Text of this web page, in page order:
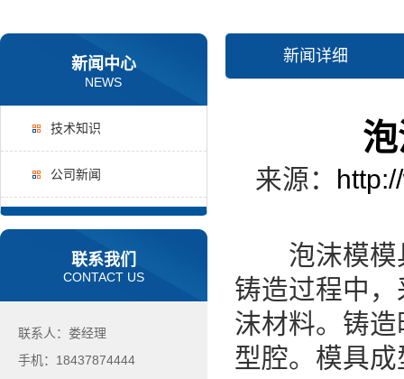
新闻中心
NEWS
技术知识
公司新闻
联系我们
CONTACT US
联系人：娄经理
手机：18437874444
新闻详细
来源：
泡沫模模具
铸造过程中
沫材料。铸
型腔。模具